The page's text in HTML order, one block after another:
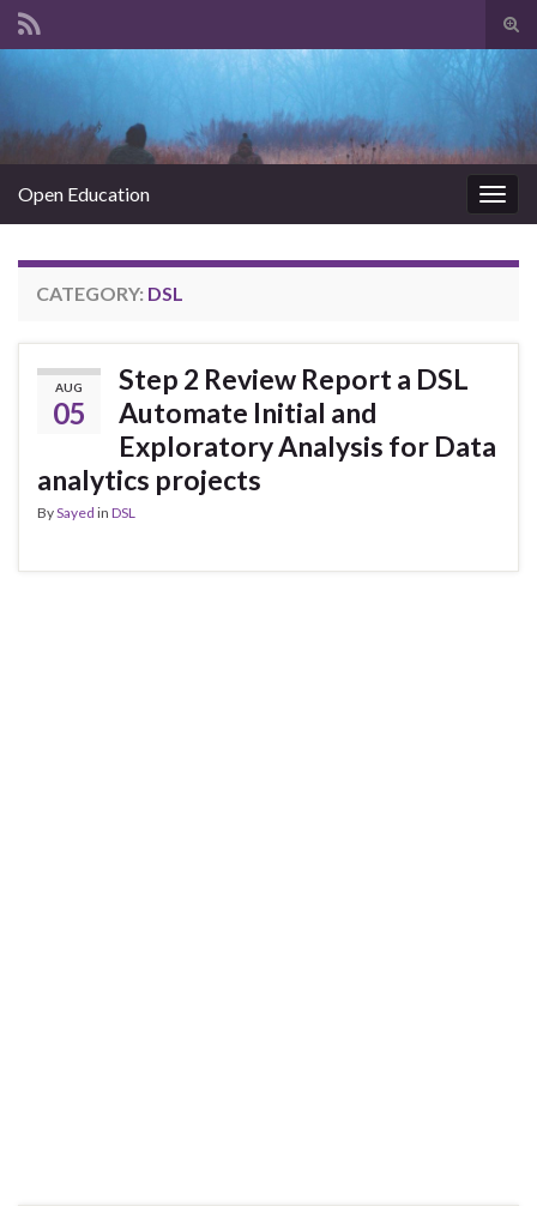
Open Education
CATEGORY: DSL
AUG
05
Step 2 Review Report a DSL
Automate Initial and
Exploratory Analysis for Data
analytics projects
BySayed in DSL